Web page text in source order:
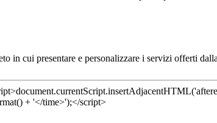
in cui presentare e personalizzare i servizi offerti